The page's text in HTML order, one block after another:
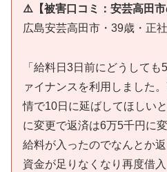
⚠️【被害口コミ：安芸高田市
広島安芸高田市・39歳・正
「給料日3日前にどうして
ァイナンスを利用しました
情で10日に延ばしてほしい
に変更で返済は6万5千円に
給料が入ったのでなんとか
資金が足りなくなり再度借